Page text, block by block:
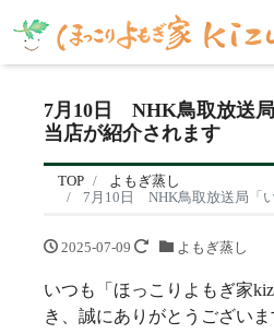
7月10日 NHK鳥取放送
当店が紹介されます
TOP
よもぎ蒸し
7月10日 NHK鳥取放送局「いろ★ド
2025-07-09 よもぎ蒸し
いつも「ほっこりよもぎ家
き、誠にありがとうございま